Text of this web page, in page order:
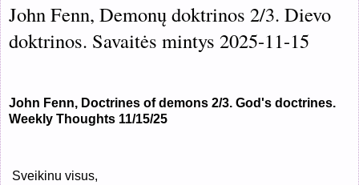
John Fenn, Demonų doktrinos 2/3. Dievo
doktrinos. Savaitės mintys 2025-11-15
John Fenn, Doctrines of demons 2/3. God's doctrines.
Weekly Thoughts 11/15/25
Sveikinu visus,